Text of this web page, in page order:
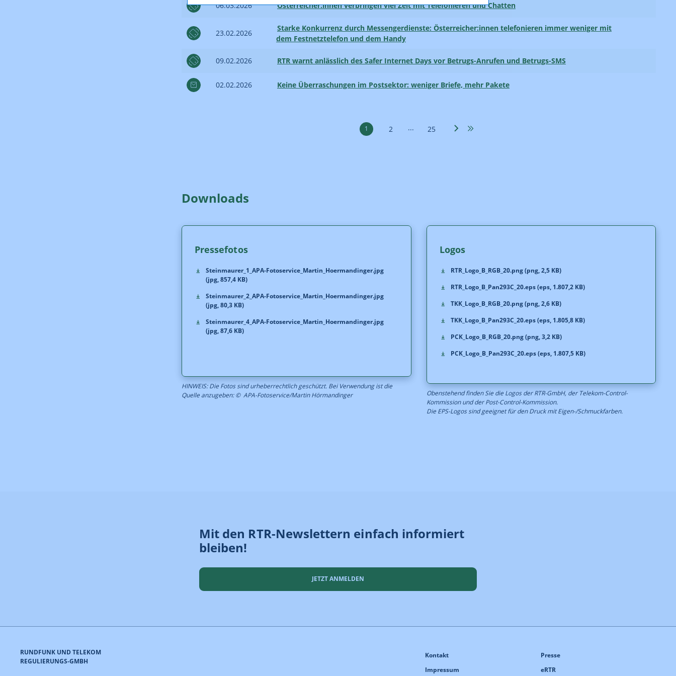
06.03.2026 Österreicher:innen verbringen viel Zeit mit Telefonieren und Chatten
23.02.2026
Starke Konkurrenz durch Messenger­­dienste: Österreicher:innen telefonieren immer weniger mit
dem Festnetz­telefon und dem Handy
09.02.2026 RTR warnt anlässlich des Safer Internet Days vor Betrugs-Anrufen und Betrugs-SMS
02.02.2026 Keine Überraschungen im Postsektor: weniger Briefe, mehr Pakete
1 2 ... 25
Downloads
Pressefotos
Steinmaurer_1_APA-Fotoservice_Martin_Hoermandinger.jpg
(jpg, 857,4 KB)
Steinmaurer_2_APA-Fotoservice_Martin_Hoermandinger.jpg
(jpg, 80,3 KB)
Steinmaurer_4_APA-Fotoservice_Martin_Hoermandinger.jpg
(jpg, 87,6 KB)
HINWEIS: Die Fotos sind urheberrechtlich geschützt. Bei Verwendung ist die
Quelle anzugeben: © APA-Fotoservice/Martin Hörmandinger
Logos
RTR_Logo_B_RGB_20.png (png, 2,5 KB)
RTR_Logo_B_Pan293C_20.eps (eps, 1.807,2 KB)
TKK_Logo_B_RGB_20.png (png, 2,6 KB)
TKK_Logo_B_Pan293C_20.eps (eps, 1.805,8 KB)
PCK_Logo_B_RGB_20.png (png, 3,2 KB)
PCK_Logo_B_Pan293C_20.eps (eps, 1.807,5 KB)
Obenstehend finden Sie die Logos der RTR-GmbH, der Telekom-Control-
Kommission und der Post-Control-Kommission.
Die EPS-Logos sind geeignet für den Druck mit Eigen-/Schmuckfarben.
Mit den RTR-Newslettern einfach informiert
bleiben!
JETZT ANMELDEN
RUNDFUNK UND TELEKOM
REGULIERUNGS-GMBH
Presse
eRTR
Kontakt
Impressum